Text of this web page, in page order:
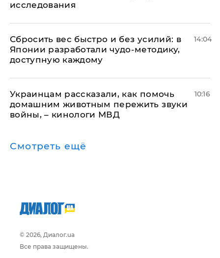
исследования
Сбросить вес быстро и без усилий: в
Японии разработали чудо-методику,
доступную каждому
14:04
Украинцам рассказали, как помочь
домашним животным пережить звуки
войны, – кинологи МВД
10:16
Смотреть ещё
© 2026, Диалог.ua
Все права защищены.